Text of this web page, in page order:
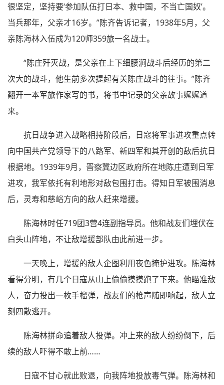
很坚定，坚持要‘参加队伍打日本、救中国，不当亡国奴’。
当兵那年，父亲才16岁。”陈齐告诉记者，1938年5月，父
亲陈海林入伍成为120师359旅一名战士。
“陈庄歼灭战，是父亲在上下细腰涧战斗后经历的第二
次大的战斗，他生前多次提起有关陈庄战斗的往事。”陈齐
翻开一本军旅作家写的书，将书中记录的父亲故事娓娓道
来。
抗日战争进入战略相持阶段后，日寇将军事进攻重点转
向中国共产党领导下的八路军、新四军和其开创的敌后抗日
根据地。1939年9月，晋察冀边区政府所在地陈庄遭到日军
进攻，我军依托有利地形对敌包围打击。得知日军被围消息
后，灵寿和慈峪方向的敌人赶来增援。
陈海林时任719团3营4连副指导员。他和战友们埋伏在
白头山阵地，不让敌增援部队由此前进一步。
一天晚上，增援的敌人企图利用夜色掩护进攻。陈海林
看得分明，有几个日寇从山上偷偷摸摸跑了下来。他瞄准敌
人，奋力投出一枚手榴弹，战友们的枪声随即响起，敌人立
刻四散逃开。
陈海林拼命追着敌人投弹。冲上来的敌人纷纷倒下，后
续的敌人吓得不敢上前……
日寇不甘心就此败退，向我阵地投放毒气弹。陈海林和